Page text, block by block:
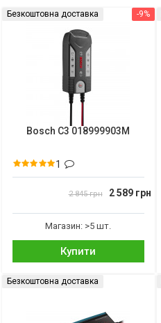
-9%
Безкоштовна доставка
Bosch C3 018999903M
1
2 845 грн 2 589 грн
Магазин: >5 шт.
Купити
Безкоштовна доставка